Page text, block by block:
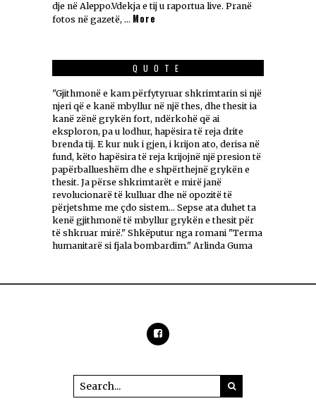
dje në Aleppo.Vdekja e tij u raportua live. Pranë
fotos në gazetë, … More
QUOTE
"Gjithmonë e kam përfytyruar shkrimtarin si një
njeri që e kanë mbyllur në një thes, dhe thesit ia
kanë zënë grykën fort, ndërkohë që ai
eksploron, pa u lodhur, hapësira të reja drite
brenda tij. E kur nuk i gjen, i krijon ato, derisa në
fund, këto hapësira të reja krijojnë një presion të
papërballueshëm dhe e shpërthejnë grykën e
thesit. Ja përse shkrimtarët e mirë janë
revolucionarë të kulluar dhe në opozitë të
përjetshme me çdo sistem... Sepse ata duhet ta
kenë gjithmonë të mbyllur grykën e thesit për
të shkruar mirë." Shkëputur nga romani "Terma
humanitarë si fjala bombardim." Arlinda Guma